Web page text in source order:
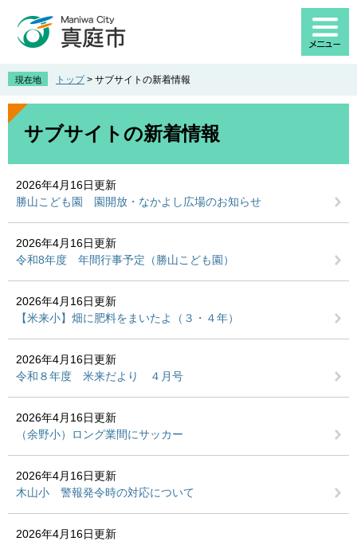
先
す
を
し
現在地 トップ > サブサイトの新着情報
本
サブサイトの新着情報
2026年4月16日更新
勝山こども園 園開放・なかよし広場のお知らせ
2026年4月16日更新
令和8年度 年間行事予定（勝山こども園）
2026年4月16日更新
【米来小】畑に肥料をまいたよ（３・４年）
2026年4月16日更新
令和８年度 米来だより ４月号
2026年4月16日更新
（余野小）ロング業間にサッカー
2026年4月16日更新
木山小 警報発令時の対応について
2026年4月16日更新